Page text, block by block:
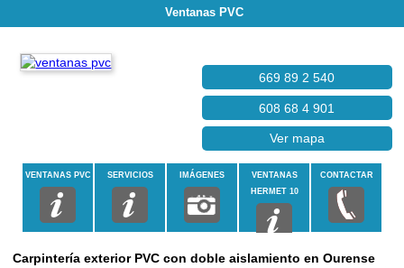
Ventanas PVC
669 89 2 540
608 68 4 901
Ver mapa
VENTANAS PVC SERVICIOS IMÁGENES
VENTANAS
HERMET 10
CONTACTAR
Carpintería exterior PVC con doble aislamiento en Ourense